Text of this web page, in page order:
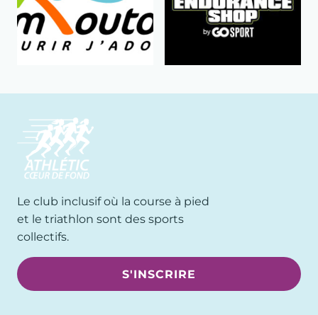
Le club inclusif où la course à pied
et le triathlon sont des sports
collectifs.
S'INSCRIRE